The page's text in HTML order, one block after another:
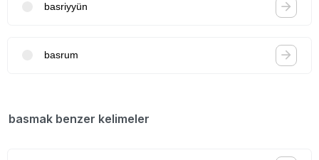
basriyyün
basrum
basmak benzer kelimeler